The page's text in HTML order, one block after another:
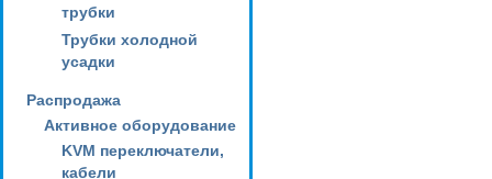
трубки
Трубки холодной
усадки
Распродажа
Активное оборудование
KVM переключатели,
кабели